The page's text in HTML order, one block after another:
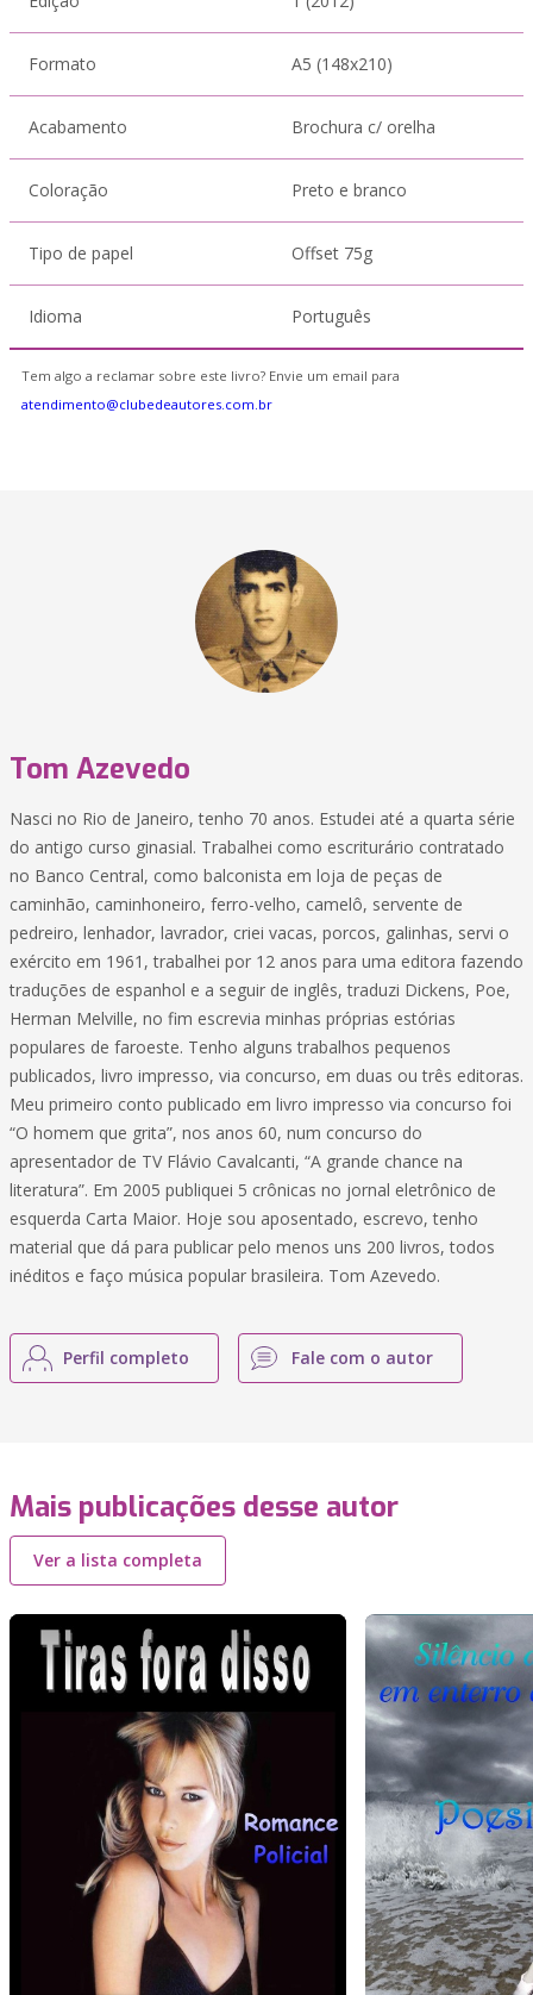
Formato A5 (148x210)
Acabamento Brochura c/ orelha
Coloração Preto e branco
Tipo de papel Offset 75g
Idioma Português
Tem algo a reclamar sobre este livro? Envie um email para
atendimento@clubedeautores.com.br
Tom Azevedo
Nasci no Rio de Janeiro, tenho 70 anos. Estudei até a quarta série
do antigo curso ginasial. Trabalhei como escriturário contratado
no Banco Central, como balconista em loja de peças de
caminhão, caminhoneiro, ferro-velho, camelô, servente de
pedreiro, lenhador, lavrador, criei vacas, porcos, galinhas, servi o
exército em 1961, trabalhei por 12 anos para uma editora fazendo
traduções de espanhol e a seguir de inglês, traduzi Dickens, Poe,
Herman Melville, no fim escrevia minhas próprias estórias
populares de faroeste. Tenho alguns trabalhos pequenos
publicados, livro impresso, via concurso, em duas ou três editoras.
Meu primeiro conto publicado em livro impresso via concurso foi
“O homem que grita”, nos anos 60, num concurso do
apresentador de TV Flávio Cavalcanti, “A grande chance na
literatura”. Em 2005 publiquei 5 crônicas no jornal eletrônico de
esquerda Carta Maior. Hoje sou aposentado, escrevo, tenho
material que dá para publicar pelo menos uns 200 livros, todos
inéditos e faço música popular brasileira. Tom Azevedo.
Perfil completo Fale com o autor
Mais publicações desse autor
Ver a lista completa